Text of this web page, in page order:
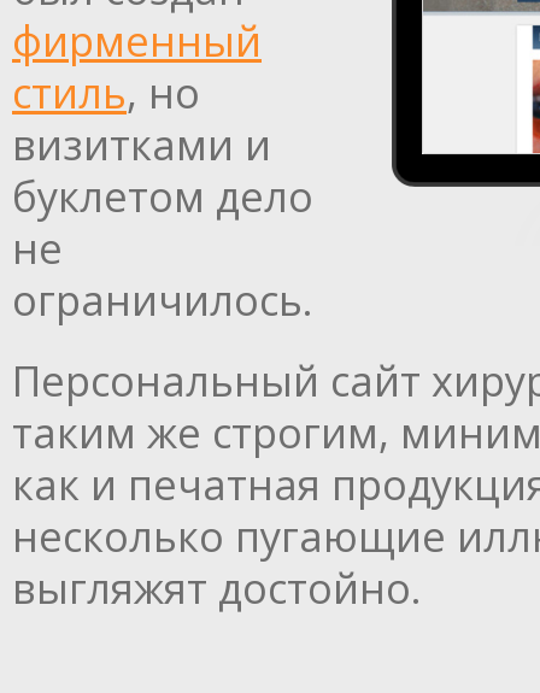
фирменный
стиль, но
визитками и
буклетом дело
не
ограничилось.
Персональный сайт
таким же строгим,
как и печатная
несколько пугающие
выгляжят достойно.